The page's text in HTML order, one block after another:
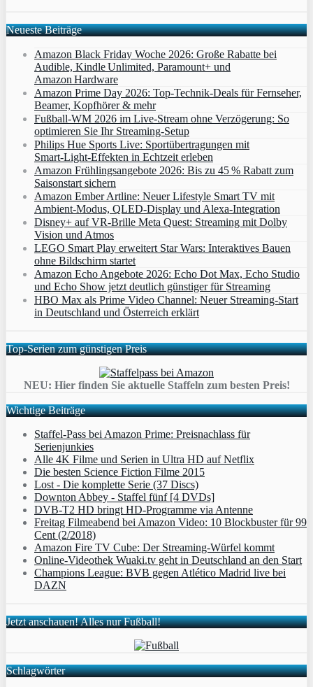
Neueste Beiträge
Amazon Black Friday Woche 2026: Große Rabatte bei
Audible, Kindle Unlimited, Paramount+ und
Amazon Hardware
Amazon Prime Day 2026: Top-Technik-Deals für Fernseher,
Beamer, Kopfhörer & mehr
Fußball-WM 2026 im Live-Stream ohne Verzögerung: So
optimieren Sie Ihr Streaming-Setup
Philips Hue Sports Live: Sportübertragungen mit
Smart‑Light‑Effekten in Echtzeit erleben
Amazon Frühlingsangebote 2026: Bis zu 45 % Rabatt zum
Saisonstart sichern
Amazon Ember Artline: Neuer Lifestyle Smart TV mit
Ambient‑Modus, QLED‑Display und Alexa‑Integration
Disney+ auf VR-Brille Meta Quest: Streaming mit Dolby
Vision und Atmos
LEGO Smart Play erweitert Star Wars: Interaktives Bauen
ohne Bildschirm startet
Amazon Echo Angebote 2026: Echo Dot Max, Echo Studio
und Echo Show jetzt deutlich günstiger für Streaming
HBO Max als Prime Video Channel: Neuer Streaming‑Start
in Deutschland und Österreich erklärt
Top-Serien zum günstigen Preis
NEU: Hier finden Sie aktuelle Staffeln zum besten Preis!
Wichtige Beiträge
Staffel-Pass bei Amazon Prime: Preisnachlass für
Serienjunkies
Alle 4K Filme und Serien in Ultra HD auf Netflix
Die besten Science Fiction Filme 2015
Lost - Die komplette Serie (37 Discs)
Downton Abbey - Staffel fünf [4 DVDs]
DVB-T2 HD bringt HD-Programme via Antenne
Freitag Filmeabend bei Amazon Video: 10 Blockbuster für 99
Cent (2/2018)
Amazon Fire TV Cube: Der Streaming-Würfel kommt
Online-Videothek Wuaki.tv geht in Deutschland an den Start
Champions League: BVB gegen Atlético Madrid live bei
DAZN
Jetzt anschauen! Alles nur Fußball!
Schlagwörter